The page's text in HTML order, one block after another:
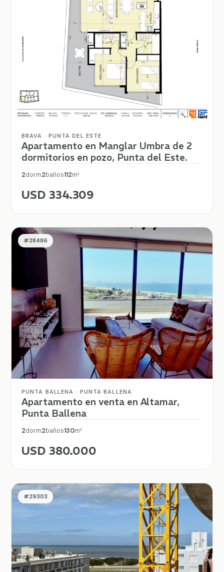
BRAVA · PUNTA DEL ESTE
Apartamento en Manglar Umbra de 2
dormitorios en pozo, Punta del Este.
2dorm2baños112m²
USD 334.309
#28486
PUNTA BALLENA · PUNTA BALLENA
Apartamento en venta en Altamar,
Punta Ballena
2dorm2baños130m²
USD 380.000
#29303